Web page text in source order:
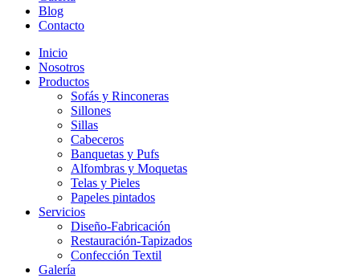
Blog
Contacto
Inicio
Nosotros
Productos
Sofás y Rinconeras
Sillones
Sillas
Cabeceros
Banquetas y Pufs
Alfombras y Moquetas
Telas y Pieles
Papeles pintados
Servicios
Diseño-Fabricación
Restauración-Tapizados
Confección Textil
Galería